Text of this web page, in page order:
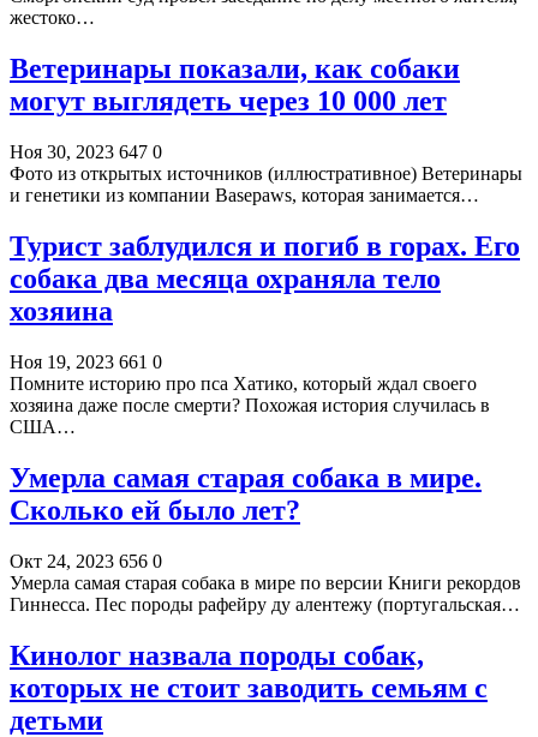
жестоко…
Ветеринары показали, как собаки
могут выглядеть через 10 000 лет
Ноя 30, 2023 647 0
Фото из открытых источников (иллюстративное) Ветеринары
и генетики из компании Basepaws, которая занимается…
Турист заблудился и погиб в горах. Его
собака два месяца охраняла тело
хозяина
Ноя 19, 2023 661 0
Помните историю про пса Хатико, который ждал своего
хозяина даже после смерти? Похожая история случилась в
США…
Умерла самая старая собака в мире.
Сколько ей было лет?
Окт 24, 2023 656 0
Умерла самая старая собака в мире по версии Книги рекордов
Гиннесса. Пес породы рафейру ду алентежу (португальская…
Кинолог назвала породы собак,
которых не стоит заводить семьям с
детьми